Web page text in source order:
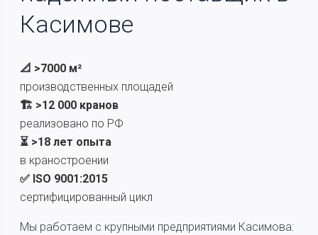
Касимове
📐 >7000 м²
производственных площадей
🏗️ >12 000 кранов
реализовано по РФ
⏳ >18 лет опыта
в краностроении
✅ ISO 9001:2015
сертифицированный цикл
Мы работаем с крупными предприятиями Касимова: